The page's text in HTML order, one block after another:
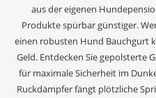
aus der eigenen
Produkte spürbar günstiger.
einen robusten Hund Bauchgurt
Geld. Entdecken Sie gepolsterte
für maximale Sicherheit im
Ruckdämpfer fängt plötzliche